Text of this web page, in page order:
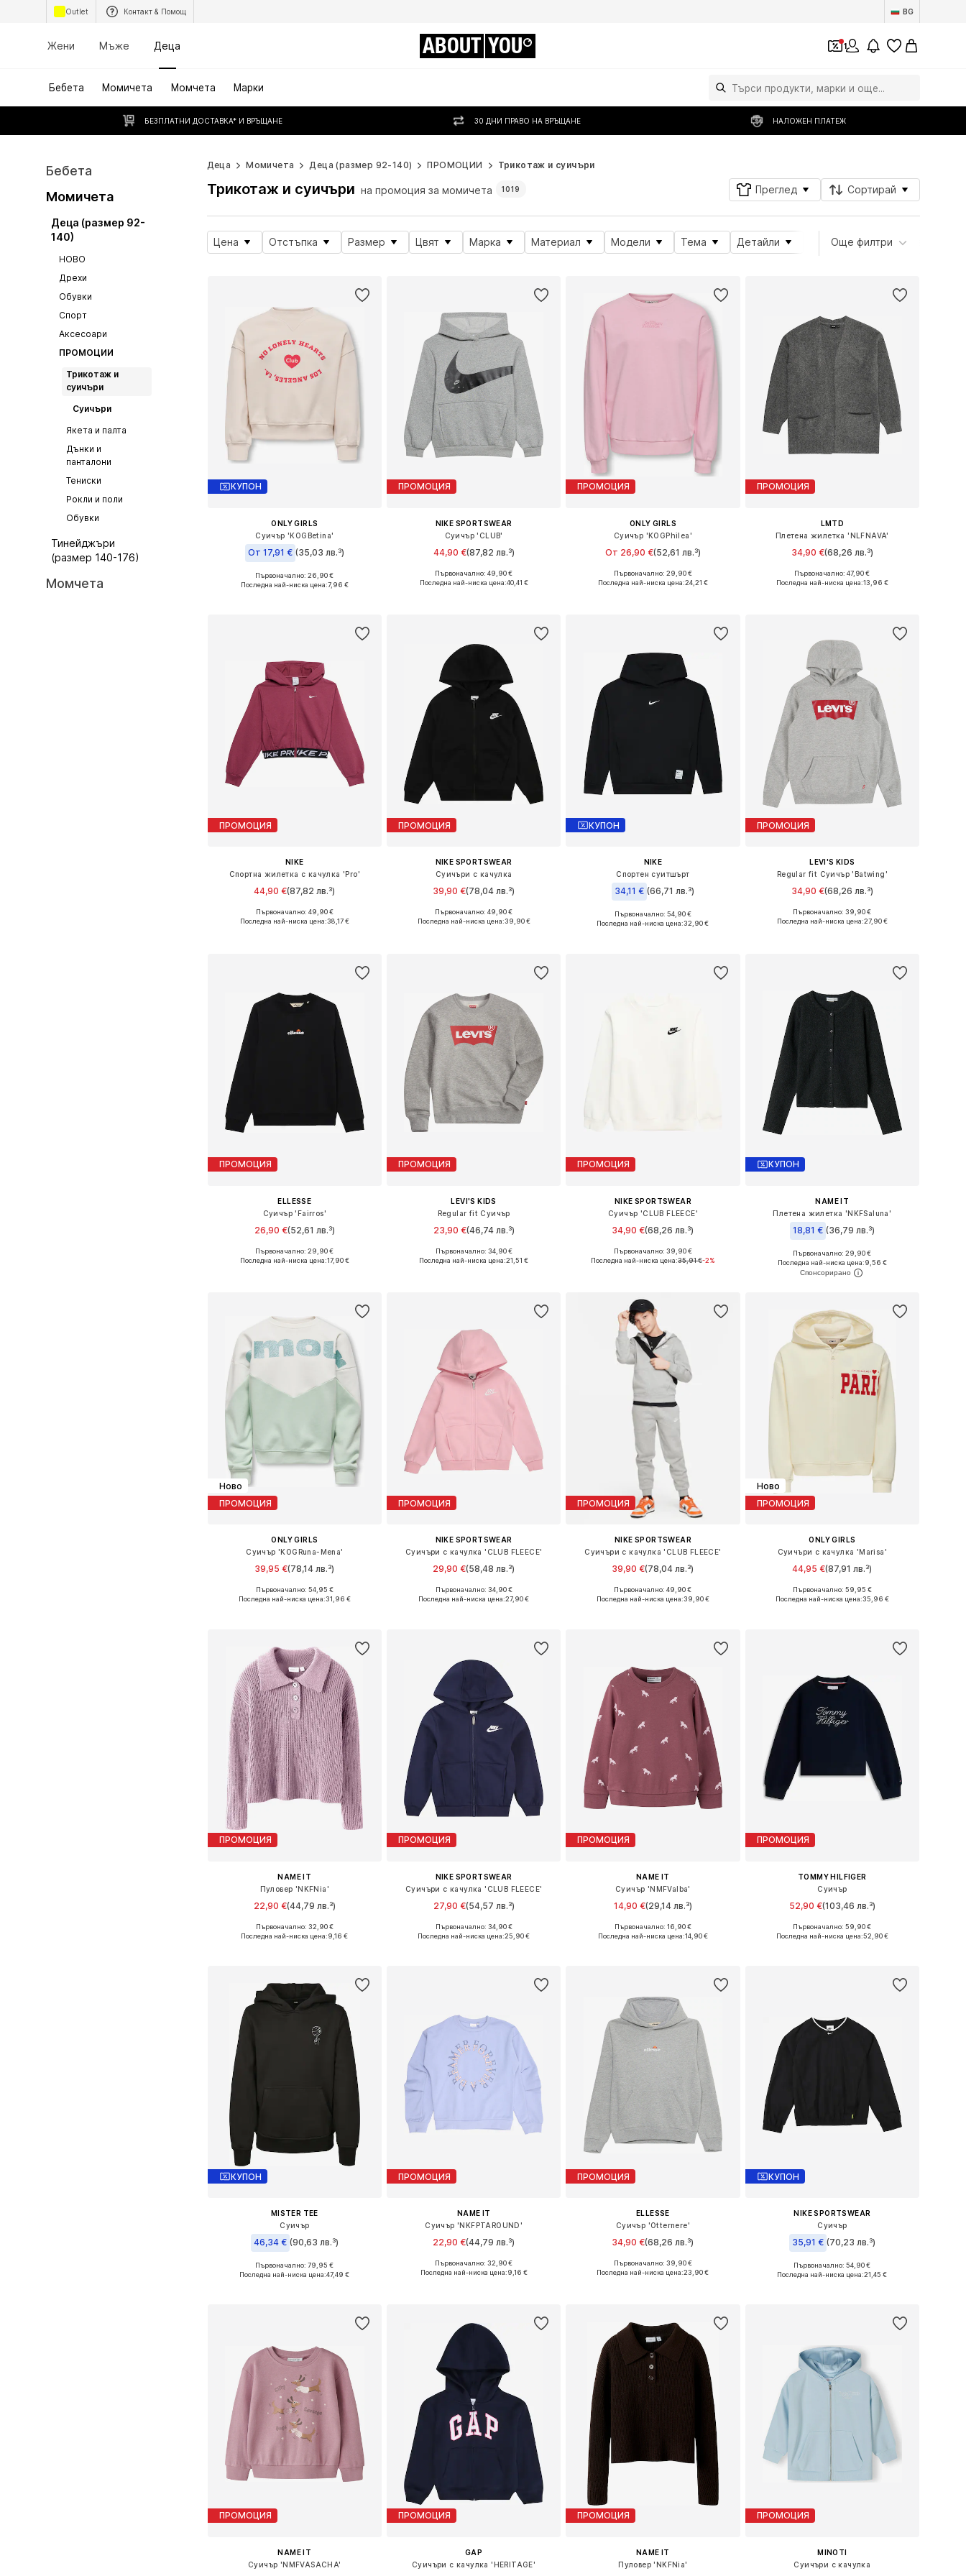
Outlet Контакт & Помощ BG
Жени Мъже Деца ABOUT YOU 1
Бебета Момичета Момчета Марки
БЕЗПЛАТНИ ДОСТАВКА* И ВРЪЩАНЕ 30 ДНИ ПРАВО НА ВРЪЩАНЕ НАЛОЖЕН ПЛАТЕЖ
Бебета
Момичета
Деца (размер 92-
140)
НОВО
Дрехи
Обувки
Спорт
Аксесоари
ПРОМОЦИИ
Трикотаж и
суичъри
Суичъри
Якета и палта
Дънки и
панталони
Тениски
Рокли и поли
Обувки
Тинейджъри
(размер 140-176)
Момчета
Деца Момичета Деца (размер 92-140) ПРОМОЦИИ Трикотаж и суичъри
Трикотаж и суичъри на промоция за момичета 1019 Преглед Сортирай
Цена Отстъпка Размер Цвят Марка Материал Модели Тема Детайли Атрибути на продукта
Още филтри
КУПОН
ONLY GIRLS
Суичър 'KOGBetina'
От 17,91 € (35,03 лв.³)
Предлага се в много размери
Първоначално: 26,90 €
Последна най-ниска цена:7,96 €
ПРОМОЦИЯ
NIKE SPORTSWEAR
Суичър 'CLUB'
44,90 €(87,82 лв.³)
Предлага се в много размери
Първоначално: 49,90 €
Последна най-ниска цена:40,41 €
ПРОМОЦИЯ
ONLY GIRLS
Суичър 'KOGPhilea'
От 26,90 €(52,61 лв.³)
Първоначално: 29,90 €
Последна най-ниска цена:24,21 €
ПРОМОЦИЯ
LMTD
Плетена жилетка 'NLFNAVA'
34,90 €(68,26 лв.³)
Предлага се в много размери
Първоначално: 47,90 €
Последна най-ниска цена:13,96 €
ПРОМОЦИЯ
NIKE
Спортна жилетка с качулка 'Pro'
44,90 €(87,82 лв.³)
Предлага се в много размери
Първоначално: 49,90 €
Последна най-ниска цена:38,17 €
ПРОМОЦИЯ
NIKE SPORTSWEAR
Суичъри с качулка
39,90 €(78,04 лв.³)
Първоначално: 49,90 €
Последна най-ниска цена:39,90 €
КУПОН
NIKE
Спортен суитшърт
34,11 € (66,71 лв.³)
Налични размери: 122-128, 128-138
Първоначално: 54,90 €
Последна най-ниска цена:32,90 €
ПРОМОЦИЯ
LEVI'S KIDS
Regular fit Суичър 'Batwing'
34,90 €(68,26 лв.³)
+1
Предлага се в много размери
Първоначално: 39,90 €
Последна най-ниска цена:27,90 €
ПРОМОЦИЯ
ELLESSE
Суичър 'Fairros'
26,90 €(52,61 лв.³)
Първоначално: 29,90 €
Последна най-ниска цена:17,90 €
ПРОМОЦИЯ
LEVI'S KIDS
Regular fit Суичър
23,90 €(46,74 лв.³)
Предлага се в много размери
Първоначално: 34,90 €
Последна най-ниска цена:21,51 €
ПРОМОЦИЯ
NIKE SPORTSWEAR
Суичър 'CLUB FLEECE'
34,90 €(68,26 лв.³)
Предлага се в много размери
Първоначално: 39,90 €
Последна най-ниска цена:35,91 €-2%
КУПОН
NAME IT
Плетена жилетка 'NKFSaluna'
18,81 € (36,79 лв.³)
Добави в кошницата
Първоначално: 29,90 €
Последна най-ниска цена:9,56 €
Ново
ПРОМОЦИЯ
ONLY GIRLS
Суичър 'KOGRuna-Mena'
39,95 €(78,14 лв.³)
Първоначално: 54,95 €
Последна най-ниска цена:31,96 €
ПРОМОЦИЯ
NIKE SPORTSWEAR
Суичъри с качулка 'CLUB FLEECE'
29,90 €(58,48 лв.³)
Първоначално: 34,90 €
Последна най-ниска цена:27,90 €
ПРОМОЦИЯ
NIKE SPORTSWEAR
Суичъри с качулка 'CLUB FLEECE'
39,90 €(78,04 лв.³)
Предлага се в много размери
Първоначално: 49,90 €
Последна най-ниска цена:39,90 €
Ново
ПРОМОЦИЯ
ONLY GIRLS
Суичъри с качулка 'Marisa'
44,95 €(87,91 лв.³)
Първоначално: 59,95 €
Последна най-ниска цена:35,96 €
ПРОМОЦИЯ
NAME IT
Пуловер 'NKFNia'
22,90 €(44,79 лв.³)
Предлага се в много размери
Първоначално: 32,90 €
Последна най-ниска цена:9,16 €
ПРОМОЦИЯ
NIKE SPORTSWEAR
Суичъри с качулка 'CLUB FLEECE'
27,90 €(54,57 лв.³)
Налични размери: 98, 104, 116, 122
Първоначално: 34,90 €
Последна най-ниска цена:25,90 €
ПРОМОЦИЯ
NAME IT
Суичър 'NMFValba'
14,90 €(29,14 лв.³)
Предлага се в много размери
Първоначално: 16,90 €
Последна най-ниска цена:14,90 €
ПРОМОЦИЯ
TOMMY HILFIGER
Суичър
52,90 €(103,46 лв.³)
Предлага се в много размери
Първоначално: 59,90 €
Последна най-ниска цена:52,90 €
КУПОН
MISTER TEE
Суичър
46,34 € (90,63 лв.³)
Първоначално: 79,95 €
Последна най-ниска цена:47,49 €
ПРОМОЦИЯ
NAME IT
Суичър 'NKFPTAROUND'
22,90 €(44,79 лв.³)
Първоначално: 32,90 €
Последна най-ниска цена:9,16 €
ПРОМОЦИЯ
ELLESSE
Суичър 'Otternere'
34,90 €(68,26 лв.³)
Първоначално: 39,90 €
Последна най-ниска цена:23,90 €
КУПОН
NIKE SPORTSWEAR
Суичър
35,91 € (70,23 лв.³)
Предлага се в много размери
Първоначално: 54,90 €
Последна най-ниска цена:21,45 €
ПРОМОЦИЯ
NAME IT
Суичър 'NMFVASACHA'
ПРОМОЦИЯ
GAP
Суичъри с качулка 'HERITAGE'
ПРОМОЦИЯ
NAME IT
Пуловер 'NKFNia'
ПРОМОЦИЯ
MINOTI
Суичъри с качулка